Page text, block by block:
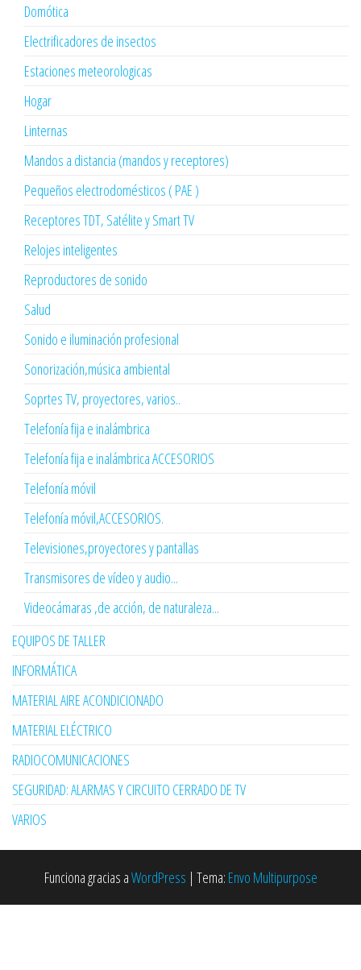
Domótica
Electrificadores de insectos
Estaciones meteorologicas
Hogar
Linternas
Mandos a distancia (mandos y receptores)
Pequeños electrodomésticos ( PAE )
Receptores TDT, Satélite y Smart TV
Relojes inteligentes
Reproductores de sonido
Salud
Sonido e iluminación profesional
Sonorización,música ambiental
Soprtes TV, proyectores, varios..
Telefonía fija e inalámbrica
Telefonía fija e inalámbrica ACCESORIOS
Telefonía móvil
Telefonía móvil,ACCESORIOS.
Televisiones,proyectores y pantallas
Transmisores de vídeo y audio...
Videocámaras ,de acción, de naturaleza...
EQUIPOS DE TALLER
INFORMÁTICA
MATERIAL AIRE ACONDICIONADO
MATERIAL ELÉCTRICO
RADIOCOMUNICACIONES
SEGURIDAD: ALARMAS Y CIRCUITO CERRADO DE TV
VARIOS
Funciona gracias aWordPress | Tema: Envo Multipurpose